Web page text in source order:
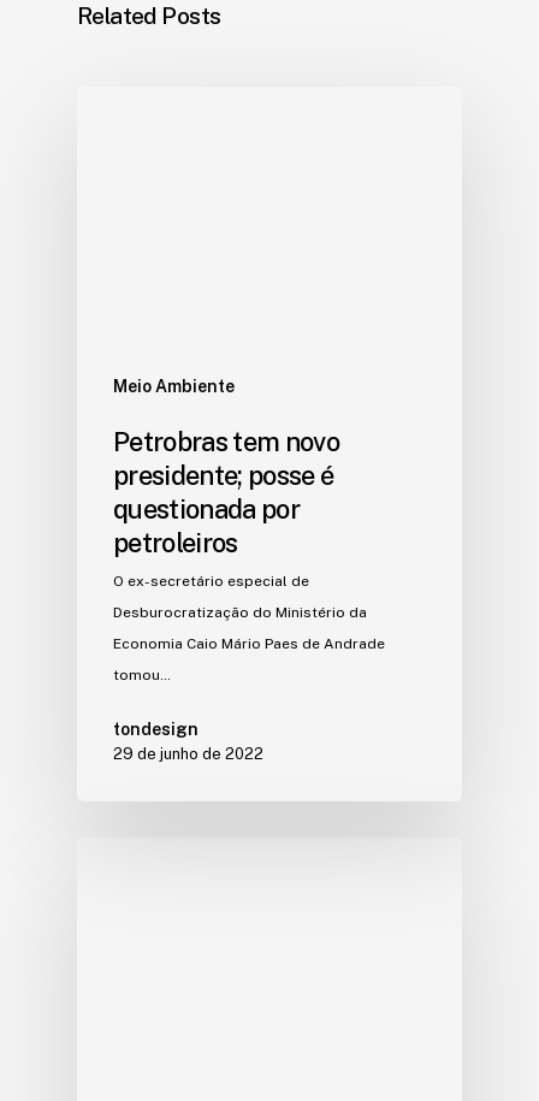
Related Posts
Meio Ambiente
Petrobras tem novo
presidente; posse é
questionada por
petroleiros
O ex-secretário especial de
Desburocratização do Ministério da
Economia Caio Mário Paes de Andrade
tomou…
tondesign
29 de junho de 2022